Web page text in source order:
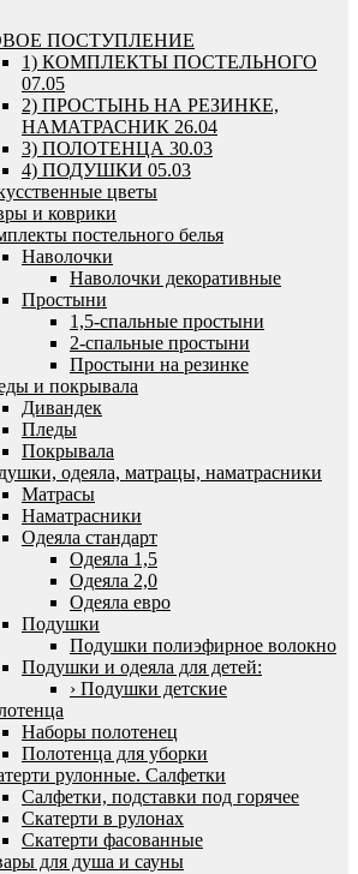
ПОСТУПЛЕНИЕ
1) КОМПЛЕКТЫ ПОСТЕЛЬНОГО
07.05
2) ПРОСТЫНЬ НА РЕЗИНКЕ,
НАМАТРАСНИК 26.04
3) ПОЛОТЕНЦА 30.03
4) ПОДУШКИ 05.03
цветы
и коврики
постельного белья
Наволочки
Наволочки декоративные
Простыни
1,5-спальные простыни
2-спальные простыни
Простыни на резинке
и покрывала
Дивандек
Пледы
Покрывала
одеяла, матрацы, наматрасники
Матрасы
Наматрасники
Одеяла стандарт
Одеяла 1,5
Одеяла 2,0
Одеяла евро
Подушки
Подушки полиэфирное волокно
Подушки и одеяла для детей:
› Подушки детские
Наборы полотенец
Полотенца для уборки
рулонные. Салфетки
Салфетки, подставки под горячее
Скатерти в рулонах
Скатерти фасованные
для душа и сауны